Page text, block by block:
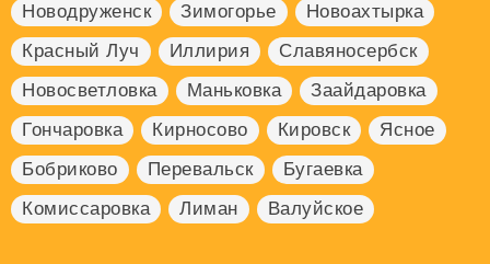
Новодруженск
Зимогорье
Новоахтырка
Красный Луч
Иллирия
Славяносербск
Новосветловка
Маньковка
Заайдаровка
Гончаровка
Кирносово Кировск
Ясное
Бобриково
Перевальск
Бугаевка
Комиссаровка
Лиман Валуйское